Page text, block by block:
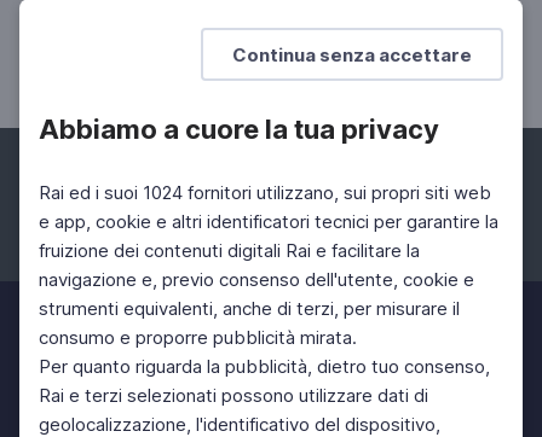
Continua senza accettare
Abbiamo a cuore la tua privacy
Rai ed i suoi 1024 fornitori utilizzano, sui propri siti web
e app, cookie e altri identificatori tecnici per garantire la
fruizione dei contenuti digitali Rai e facilitare la
navigazione e, previo consenso dell'utente, cookie e
strumenti equivalenti, anche di terzi, per misurare il
consumo e proporre pubblicità mirata.
Per quanto riguarda la pubblicità, dietro tuo consenso,
Rai e terzi selezionati possono utilizzare dati di
geolocalizzazione, l'identificativo del dispositivo,
i Concerti del Quirinale di Radio3
Domenica 19 novembre 2023 ore 11.50 in diretta
Facebook Instagram Twitter